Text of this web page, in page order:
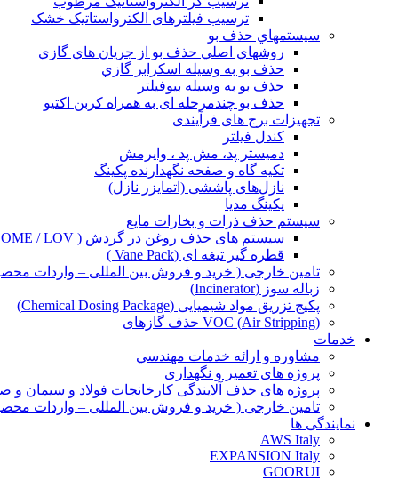
ترسیب فیلترهای الکترواستاتیک خشک
سيستمهاي حذف بو
روشهاي اصلي حذف بو از جريان هاي گازي
حذف بو به وسيله اسكرابر گازي
حذف بو به وسیله بیوفیلتر
حذف بو چندمرحله ای به همراه کربن اکتیو
تجهیزات برج های فرآیندی
کندل فیلتر
دمیستر پد، مش پد ، وایرمش
تکیه گاه و صفحه نگهدارنده پکینگ
نازل‌های پاششی (اتمایزر نازل)
پکینگ مدیا
سيستم حذف ذرات و بخارات مایع
سیستم های حذف روغن در گردش ( OME / LOV )
قطره گیر تیغه ای (Vane Pack )
تامین خارجی ( خرید و فروش بین المللی – واردات
زباله سوز (Incinerator)
پکیج‌ تزریق مواد شیمیایی (Chemical Dosing Package)
(Air Stripping) VOC حذف گازهای
خدمات
مشاوره و ارائه خدمات مهندسي
پروژه های تعمیر و نگهداری
پروژه های حذف آلایندگی کارخانجات فولاد و سیمان و
تامین خارجی ( خرید و فروش بین المللی – واردات
نمایندگی ها
AWS Italy
EXPANSION Italy
GOORUI